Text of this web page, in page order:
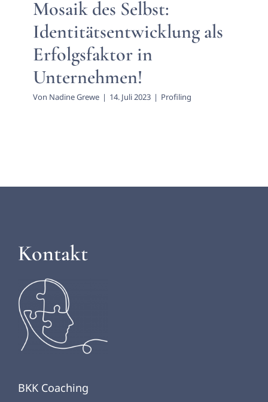
Mosaik des Selbst:
Identitätsentwicklung als
Erfolgsfaktor in
Unternehmen!
Von Nadine Grewe | 14. Juli 2023 | Profiling
Kontakt
BKK Coaching